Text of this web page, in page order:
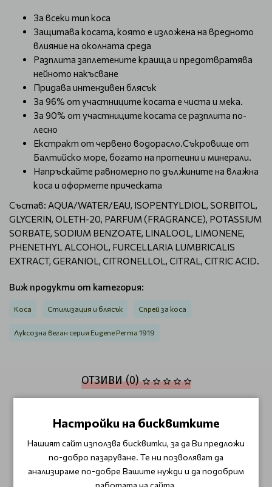
За всеки тип коса
Защитава косата, която е изложена на вредното
влияние на околната среда
Разплита заплетените краища и предотвратява
нейното накъсване
Придава интензивен блясък
За 96% от участниците косата е чиста и мека.
За 90% от участниците косата се разплита по-
лесно
Екстракт от червено водорасло.Съкровище от
Балтийско море, богато на протеини и минерали.
Напръскайте равномерно по дължините на влажна
коса и оформете прическата
Състав: AQUA/WATER/EAU, ISOPENTYLDIOL, SORBITOL,
GLYCERIN, OLETH-20, PARFUM (FRAGRANCE), POTASSIUM
SORBATE, SODIUM BENZOATE, LINALOOL, LIMONENE,
PHENETHYL ALCOHOL, FURCELLARIA LUMBRICALIS
EXTRACT, GERANIOL, CITRONELLOL, CITRAL, CITRIC ACID.
Виж продукти от категория:
Коса Стилизация и блясък Спрей за коса
Луксозна веган серия Eugene Perma 1919
ОТЗИВИ (0)
ОЩЕ ОТ КАТЕГОРИЯТА
Настройки на бисквитките
Нашият сайт използва бисквитки, за да Ви предложи
по-добро пазаруване. Те ни позволяват да
анализираме по-добре Вашите нужди и да подобрим
работата на сайта.